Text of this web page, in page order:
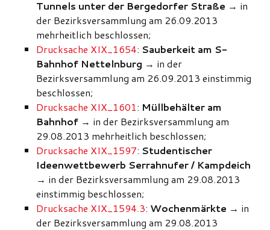
Tunnels unter der Bergedorfer Straße → in
der Bezirksversammlung am 26.09.2013
mehrheitlich beschlossen;
Drucksache XIX_1654: Sauberkeit am S-
Bahnhof Nettelnburg → in der
Bezirksversammlung am 26.09.2013 einstimmig
beschlossen;
Drucksache XIX_1601: Müllbehälter am
Bahnhof → in der Bezirksversammlung am
29.08.2013 mehrheitlich beschlossen;
Drucksache XIX_1597: Studentischer
Ideenwettbewerb Serrahnufer / Kampdeich
→ in der Bezirksversammlung am 29.08.2013
einstimmig beschlossen;
Drucksache XIX_1594.3: Wochenmärkte → in
der Bezirksversammlung am 29.08.2013